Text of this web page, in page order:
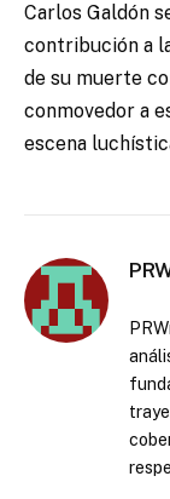
Carlos Galdón
contribución a
de su muerte
conmovedor a
escena